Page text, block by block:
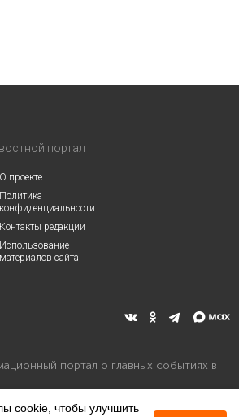
портал
О проекте
Политика
конфиденциальности
Контакты редакции
Использование
материалов сайта
портал о главных событиях в
cookie, чтобы улучшить